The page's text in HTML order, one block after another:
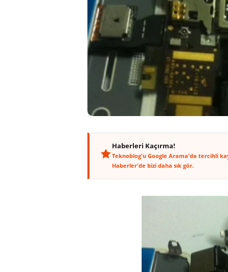
Haberleri Kaçırma!
Teknoblog'u Google Arama'da tercihli
Haberler'de bizi daha sık gör.